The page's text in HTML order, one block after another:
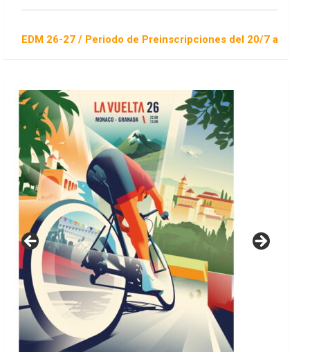
/ Periodo de Preinscripciones del 20/7 al 16/8 / Sorteo 1 de